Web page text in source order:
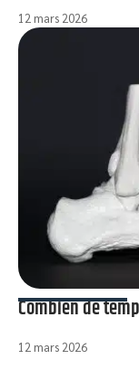
12 mars 2026
Combien de
12 mars 2026